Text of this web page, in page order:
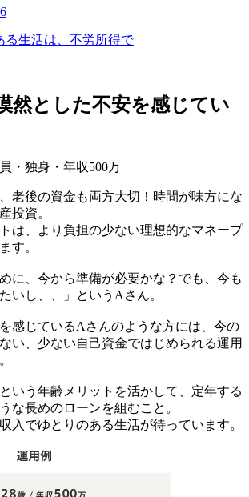
る生活は、不労所得で
然とした不安を感じてい
・独身・年収500万
老後の資金も両方大切！時間が味方にな
投資。
は、より負担の少ない理想的なマネープ
す。
に、今から準備が必要かな？でも、今も
いし、、」というAさん。
感じているAさんのような方には、今の
い、少ない自己資金ではじめられる運用
いう年齢メリットを活かして、定年する
な長めのローンを組むこと。
入でゆとりのある生活が待っています。